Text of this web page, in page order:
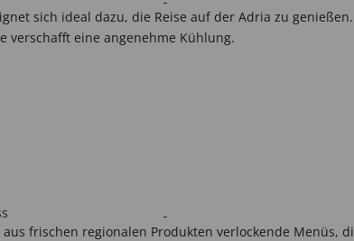
sich ideal dazu, die Reise auf der Adria zu
verschafft eine angenehme Kühlung.
frischen regionalen Produkten verlockende Menüs,